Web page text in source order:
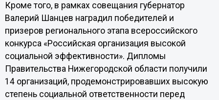
Кроме того, в рамках совещания губернатор
Валерий Шанцев наградил победителей и
призеров регионального этапа всероссийского
конкурса «Российская организация высокой
социальной эффективности». Дипломы
Правительства Нижегородской области получили
14 организаций, продемонстрировавших высокую
степень социальной ответственности перед